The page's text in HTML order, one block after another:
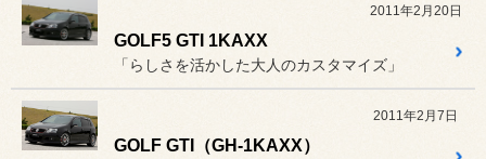
2011年2月20日
GOLF5 GTI 1KAXX
「らしさを活かした大人のカスタマイズ」
2011年2月7日
GOLF GTI（GH-1KAXX）